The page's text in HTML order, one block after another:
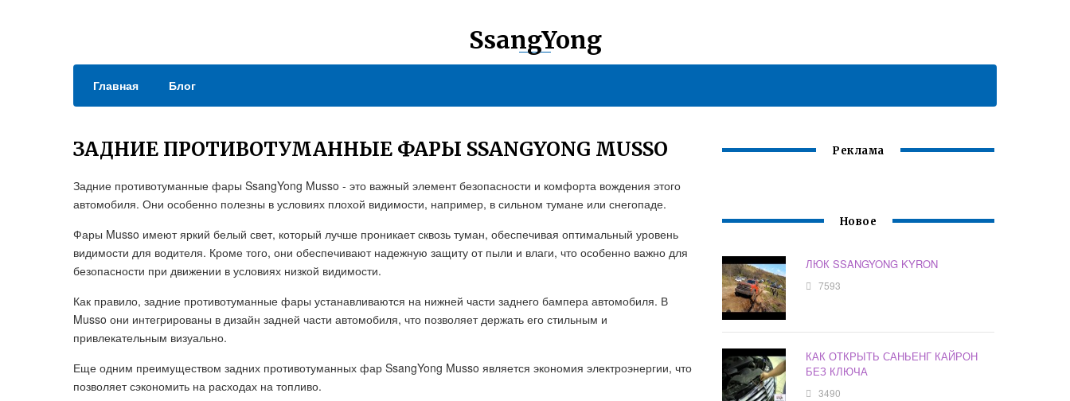
SsangYong
Главная Блог
ЗАДНИЕ ПРОТИВОТУМАННЫЕ ФАРЫ SSANGYONG MUSSO
Задние противотуманные фары SsangYong Musso - это важный элемент безопасности и комфорта вождения этого
автомобиля. Они особенно полезны в условиях плохой видимости, например, в сильном тумане или снегопаде.
Фары Musso имеют яркий белый свет, который лучше проникает сквозь туман, обеспечивая оптимальный уровень
видимости для водителя. Кроме того, они обеспечивают надежную защиту от пыли и влаги, что особенно важно для
безопасности при движении в условиях низкой видимости.
Как правило, задние противотуманные фары устанавливаются на нижней части заднего бампера автомобиля. В
Musso они интегрированы в дизайн задней части автомобиля, что позволяет держать его стильным и
привлекательным визуально.
Еще одним преимуществом задних противотуманных фар SsangYong Musso является экономия электроэнергии, что
позволяет сэкономить на расходах на топливо.
Реклама
Новое
ЛЮК SSANGYONG KYRON
7593
КАК ОТКРЫТЬ САНЬЕНГ КАЙРОН
БЕЗ КЛЮЧА
3490